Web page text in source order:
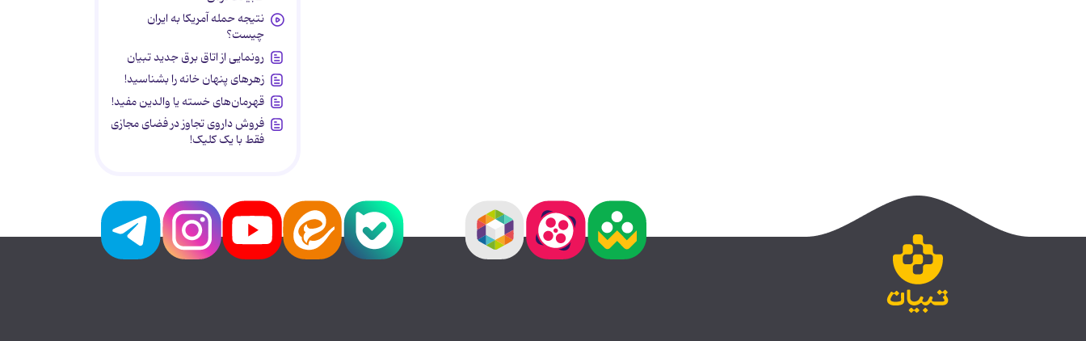
نتیجه حمله آمریکا به ایران
چیست؟
رونمایی از اتاق برق جدید تبیان
زهرهای پنهان خانه را بشناسید!
قهرمان‌های خسته یا والدین مفید!
فروش داروی تجاوز در فضای مجازی
فقط با یک کلیک!